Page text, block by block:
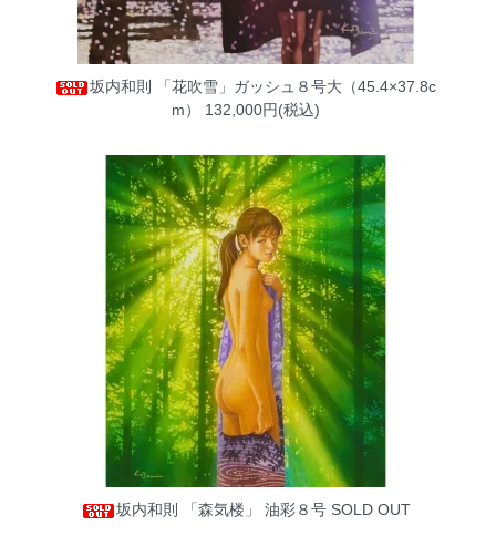
坂内和則 「花吹雪」ガッシュ８号大（45.4×37.8c
m）
132,000円(税込)
坂内和則 「森気楼」 油彩８号SOLD OUT